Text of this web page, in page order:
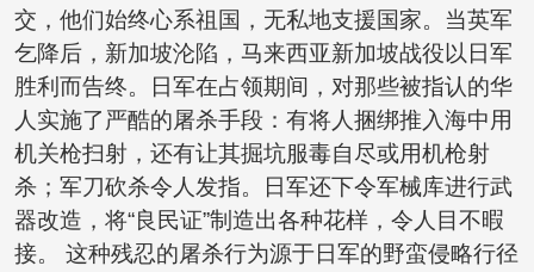
交，他们始终心系祖国，无私地支援国家。当英军
乞降后，新加坡沦陷，马来西亚新加坡战役以日军
胜利而告终。日军在占领期间，对那些被指认的华
人实施了严酷的屠杀手段：有将人捆绑推入海中用
机关枪扫射，还有让其掘坑服毒自尽或用机枪射
杀；军刀砍杀令人发指。日军还下令军械库进行武
器改造，将“良民证”制造出各种花样，令人目不暇
接。 这种残忍的屠杀行为源于日军的野蛮侵略行径